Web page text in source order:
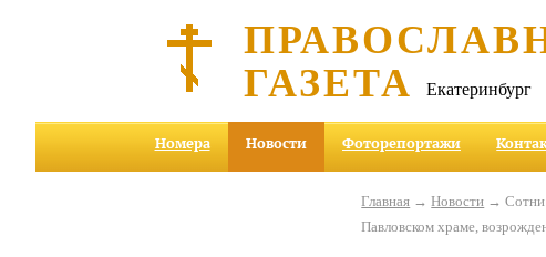
ГАЗЕТА Екатеринбург
Номера Новости Фоторепортажи
Главная →Новости → Сотни
Павловском храме,